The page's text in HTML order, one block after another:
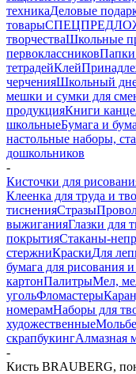
техникаДеловые
товары
творчестваШкольные
первоклассниковПапки
тетрадейКлей
черченияШкольный
мешки и сумки для
продукцияКниги
школьныеБумага и
настольные наборы,
дошкольников
-
Кисточки для
Клеенка для труда и
тисненияСтразы
выжиганияГлазки для
покрытияСтаканы-
стержниКраскиДля
бумага для рисования
картонПалитрыМел,
угольФломастеры
номерамНаборы для
художественные
скрапбукингАлмазная
-
Кисть BRAUBERG,